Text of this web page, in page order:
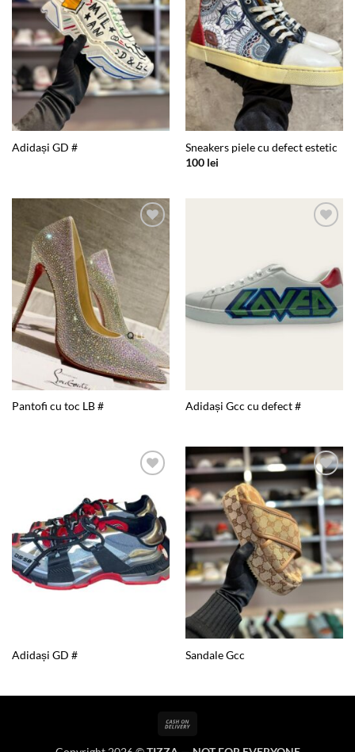
Adidași GD #
Sneakers piele cu defect estetic
100 lei
wishlist
Pantofi cu toc LB # Adidași Gcc cu defect #
wishlist
Adidași GD #
Add to
wishlist
Sandale Gcc